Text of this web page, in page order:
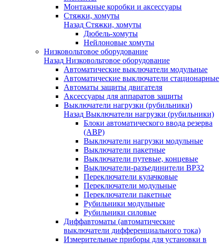
Монтажные коробки и аксессуары
Стяжки, хомуты
Назад Стяжки, хомуты
Дюбель-хомуты
Нейлоновые хомуты
Низковольтовое оборудование
Назад Низковольтовое оборудование
Автоматические выключатели модульные
Автоматические выключатели стационарные
Автоматы защиты двигателя
Аксессуары для аппаратов защиты
Выключатели нагрузки (рубильники)
Назад Выключатели нагрузки (рубильники)
Блоки автоматического ввода резерва
(АВР)
Выключатели нагрузки модульные
Выключатели пакетные
Выключатели путевые, концевые
Выключатели-разъединители ВР32
Переключатели кулачковые
Переключатели модульные
Переключатели пакетные
Рубильники модульные
Рубильники силовые
Диффавтоматы (автоматические
выключатели дифференциального тока)
Измерительные приборы для установки в